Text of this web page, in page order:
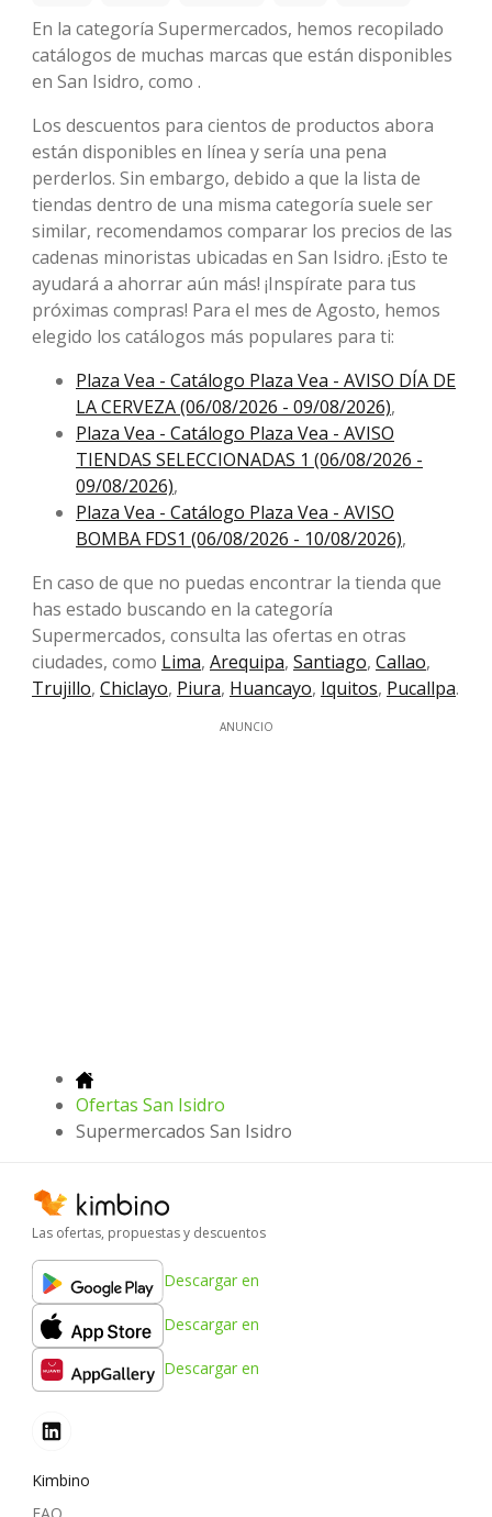
En la categoría Supermercados, hemos recopilado
catálogos de muchas marcas que están disponibles
en San Isidro, como .
Los descuentos para cientos de productos abora
están disponibles en línea y sería una pena
perderlos. Sin embargo, debido a que la lista de
tiendas dentro de una misma categoría suele ser
similar, recomendamos comparar los precios de las
cadenas minoristas ubicadas en San Isidro. ¡Esto te
ayudará a ahorrar aún más! ¡Inspírate para tus
próximas compras! Para el mes de Agosto, ​​hemos
elegido los catálogos más populares para ti:
Plaza Vea - Catálogo Plaza Vea - AVISO DÍA DE
LA CERVEZA (06/08/2026 - 09/08/2026),
Plaza Vea - Catálogo Plaza Vea - AVISO
TIENDAS SELECCIONADAS 1 (06/08/2026 -
09/08/2026),
Plaza Vea - Catálogo Plaza Vea - AVISO
BOMBA FDS1 (06/08/2026 - 10/08/2026),
En caso de que no puedas encontrar la tienda que
has estado buscando en la categoría
Supermercados, consulta las ofertas en otras
ciudades, como Lima, Arequipa, Santiago, Callao,
Trujillo, Chiclayo, Piura, Huancayo, Iquitos, Pucallpa.
ANUNCIO
Ofertas San Isidro
Supermercados San Isidro
Las ofertas, propuestas y descuentos
Descargar en
Descargar en
Descargar en
Kimbino